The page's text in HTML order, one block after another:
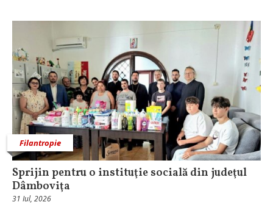
Filantropie
Sprijin pentru o instituţie socială din judeţul
Dâmboviţa
31 Iul, 2026